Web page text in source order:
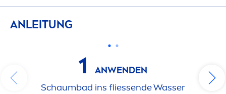
ANLEITUNG
1
ANWENDEN
Schaumbad ins fliessende Wasser